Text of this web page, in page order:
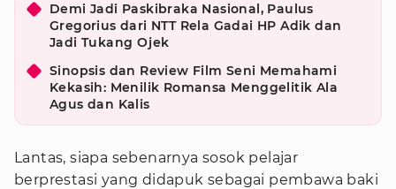
Demi Jadi Paskibraka Nasional, Paulus
Gregorius dari NTT Rela Gadai HP Adik dan
Jadi Tukang Ojek
Sinopsis dan Review Film Seni Memahami
Kekasih: Menilik Romansa Menggelitik Ala
Agus dan Kalis
Lantas, siapa sebenarnya sosok pelajar
berprestasi yang didapuk sebagai pembawa baki